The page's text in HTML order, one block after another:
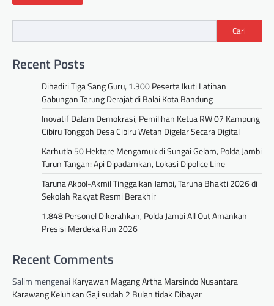
Cari
Recent Posts
Dihadiri Tiga Sang Guru, 1.300 Peserta Ikuti Latihan
Gabungan Tarung Derajat di Balai Kota Bandung
Inovatif Dalam Demokrasi, Pemilihan Ketua RW 07 Kampung
Cibiru Tonggoh Desa Cibiru Wetan Digelar Secara Digital
Karhutla 50 Hektare Mengamuk di Sungai Gelam, Polda Jambi
Turun Tangan: Api Dipadamkan, Lokasi Dipolice Line
Taruna Akpol-Akmil Tinggalkan Jambi, Taruna Bhakti 2026 di
Sekolah Rakyat Resmi Berakhir
1.848 Personel Dikerahkan, Polda Jambi All Out Amankan
Presisi Merdeka Run 2026
Recent Comments
Salim mengenai Karyawan Magang Artha Marsindo Nusantara
Karawang Keluhkan Gaji sudah 2 Bulan tidak Dibayar